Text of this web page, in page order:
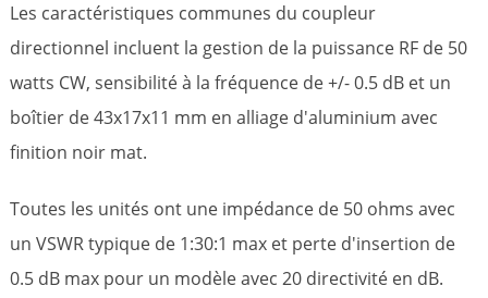
Les caractéristiques communes du coupleur
directionnel incluent la gestion de la puissance RF de 50
watts CW, sensibilité à la fréquence de +/- 0.5 dB et un
boîtier de 43x17x11 mm en alliage d'aluminium avec
finition noir mat.
Toutes les unités ont une impédance de 50 ohms avec
un VSWR typique de 1:30:1 max et perte d'insertion de
0.5 dB max pour un modèle avec 20 directivité en dB.